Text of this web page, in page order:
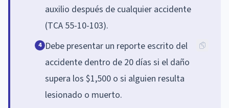
auxilio después de cualquier accidente
(TCA 55-10-103).
4 Debe presentar un reporte escrito del
accidente dentro de 20 días si el daño
supera los $1,500 o si alguien resulta
lesionado o muerto.